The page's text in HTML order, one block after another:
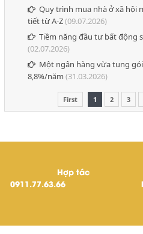
Quy trình mua nhà ở xã hội
tiết từ A-Z(09.07.2026)
Tiềm năng đầu tư bất động
(02.07.2026)
Một ngân hàng vừa tung
8,8%/năm (31.03.2026)
First 1 2 3
Hợp tác
0911.77.63.66